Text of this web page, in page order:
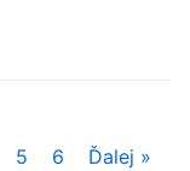
5 6 Ďalej »